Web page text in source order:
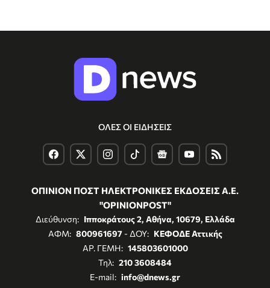
ΟΛΕΣ ΟΙ ΕΙΔΗΣΕΙΣ
ΟΠΙΝΙΟΝ ΠΟΣΤ ΗΛΕΚΤΡΟΝΙΚΕΣ ΕΚΔΟΣΕΙΣ Α.Ε.
"OPINIONPOST"
Διεύθυνση: Ιπποκράτους 2, Αθήνα, 10679, Ελλάδα
ΑΦΜ: 800961697- ΔΟΥ: ΚΕΦΟΔΕ Αττικής
ΑΡ. ΓΕΜΗ: 145803601000
Τηλ: 210 3608484
E-mail: info@dnews.gr